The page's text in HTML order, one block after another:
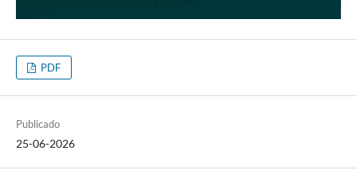
PDF
Publicado
25-06-2026